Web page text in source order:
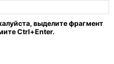
выделите фрагмент
Ctrl+Enter.